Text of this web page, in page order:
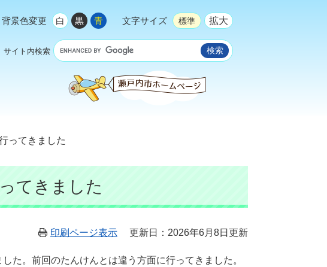
背景色変更 白 黒 青 文字サイズ 標準 拡大
サイト内検索
ってきました
てきました
印刷ページ表示 更新日：2026年6月8日更新
た。前回のたんけんとは違う方面に行ってきました。